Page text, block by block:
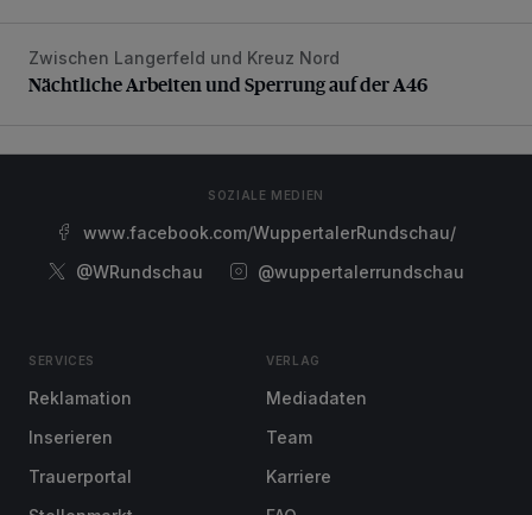
Nächtliche Arbeiten und Sperrung auf der A46
Zwischen Langerfeld und Kreuz Nord
Nächtliche Arbeiten und Sperrung auf der A46
SOZIALE MEDIEN
www.facebook.com/WuppertalerRundschau/
@WRundschau
@wuppertalerrundschau
SERVICES
Reklamation
Inserieren
Trauerportal
VERLAG
Mediadaten
Team
Karriere